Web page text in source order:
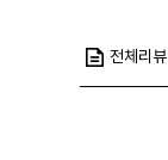
전체리뷰